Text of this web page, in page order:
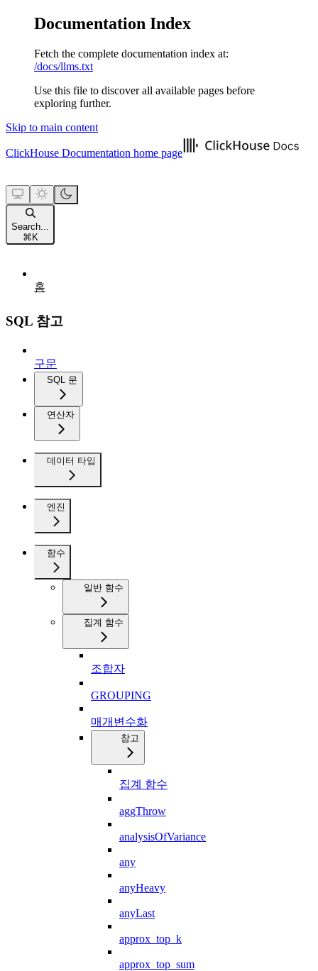
Documentation Index
Fetch the complete documentation index at:
/docs/llms.txt
Use this file to discover all available pages before
exploring further.
Skip to main content
ClickHouse Documentation home page
Search...
⌘ K
홈
SQL 참고
구문
SQL 문
연산자
데이터 타입
엔진
함수
일반 함수
집계 함수
조합자
GROUPING
매개변수화
참고
집계 함수
aggThrow
analysisOfVariance
any
anyHeavy
anyLast
approx_top_k
approx_top_sum